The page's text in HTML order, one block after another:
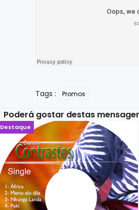
Tags : Promos
Poderá gostar destas
Destaque